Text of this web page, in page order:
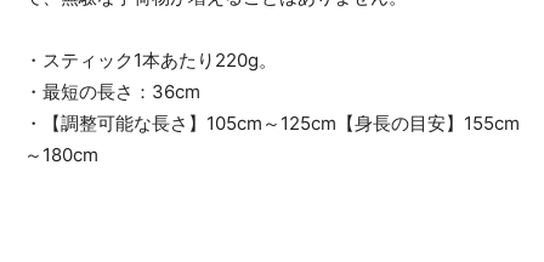
・スティック1本あたり220g。
・最短の長さ：36cm
・【調整可能な長さ】105cm～125cm【身長の目安】155cm
～180cm